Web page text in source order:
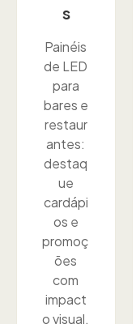
s
Painéis
de LED
para
bares e
restaur
antes:
destaq
ue
cardápi
os e
promoç
ões
com
impact
o visual.